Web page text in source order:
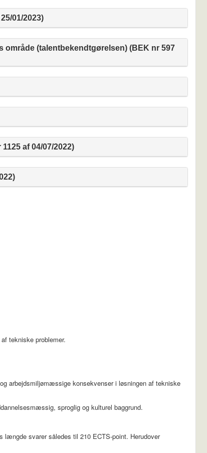
01/2023)
(talentbekendtgørelsen) (BEK nr 597
af 04/07/2022)
tekniske problemer.
arbejdsmiljømæssige konsekvenser i løsningen af tekniske
sproglig og kulturel baggrund.
svarer således til 210 ECTS-point. Herudover